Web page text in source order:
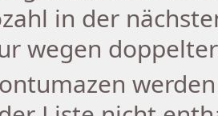
in der
wegen